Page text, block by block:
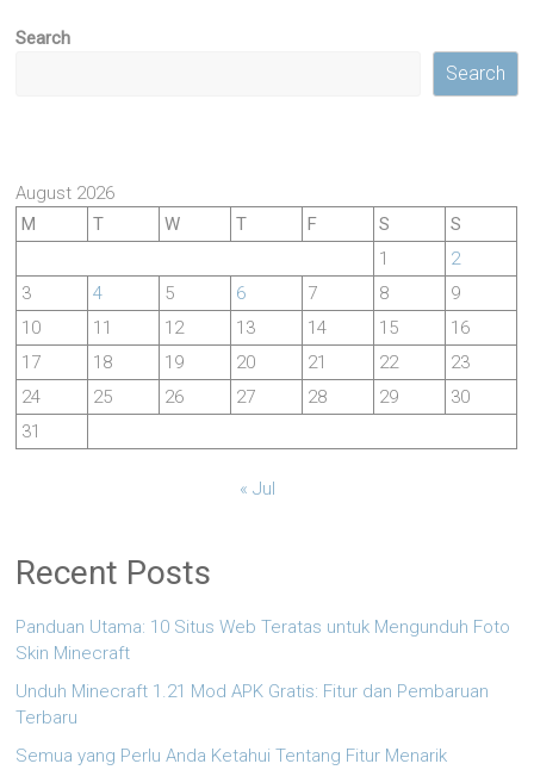
Search
Search
August 2026
M
T W T F S
S
1
2
3
4 5 6 7 8
9
10
11 12 13 14 15
16
17
18 19 20 21 22
23
24
25 26 27 28 29
30
31
« Jul
Recent Posts
Panduan Utama: 10 Situs Web Teratas untuk Mengunduh Foto
Skin Minecraft
Unduh Minecraft 1.21 Mod APK Gratis: Fitur dan Pembaruan
Terbaru
Semua yang Perlu Anda Ketahui Tentang Fitur Menarik